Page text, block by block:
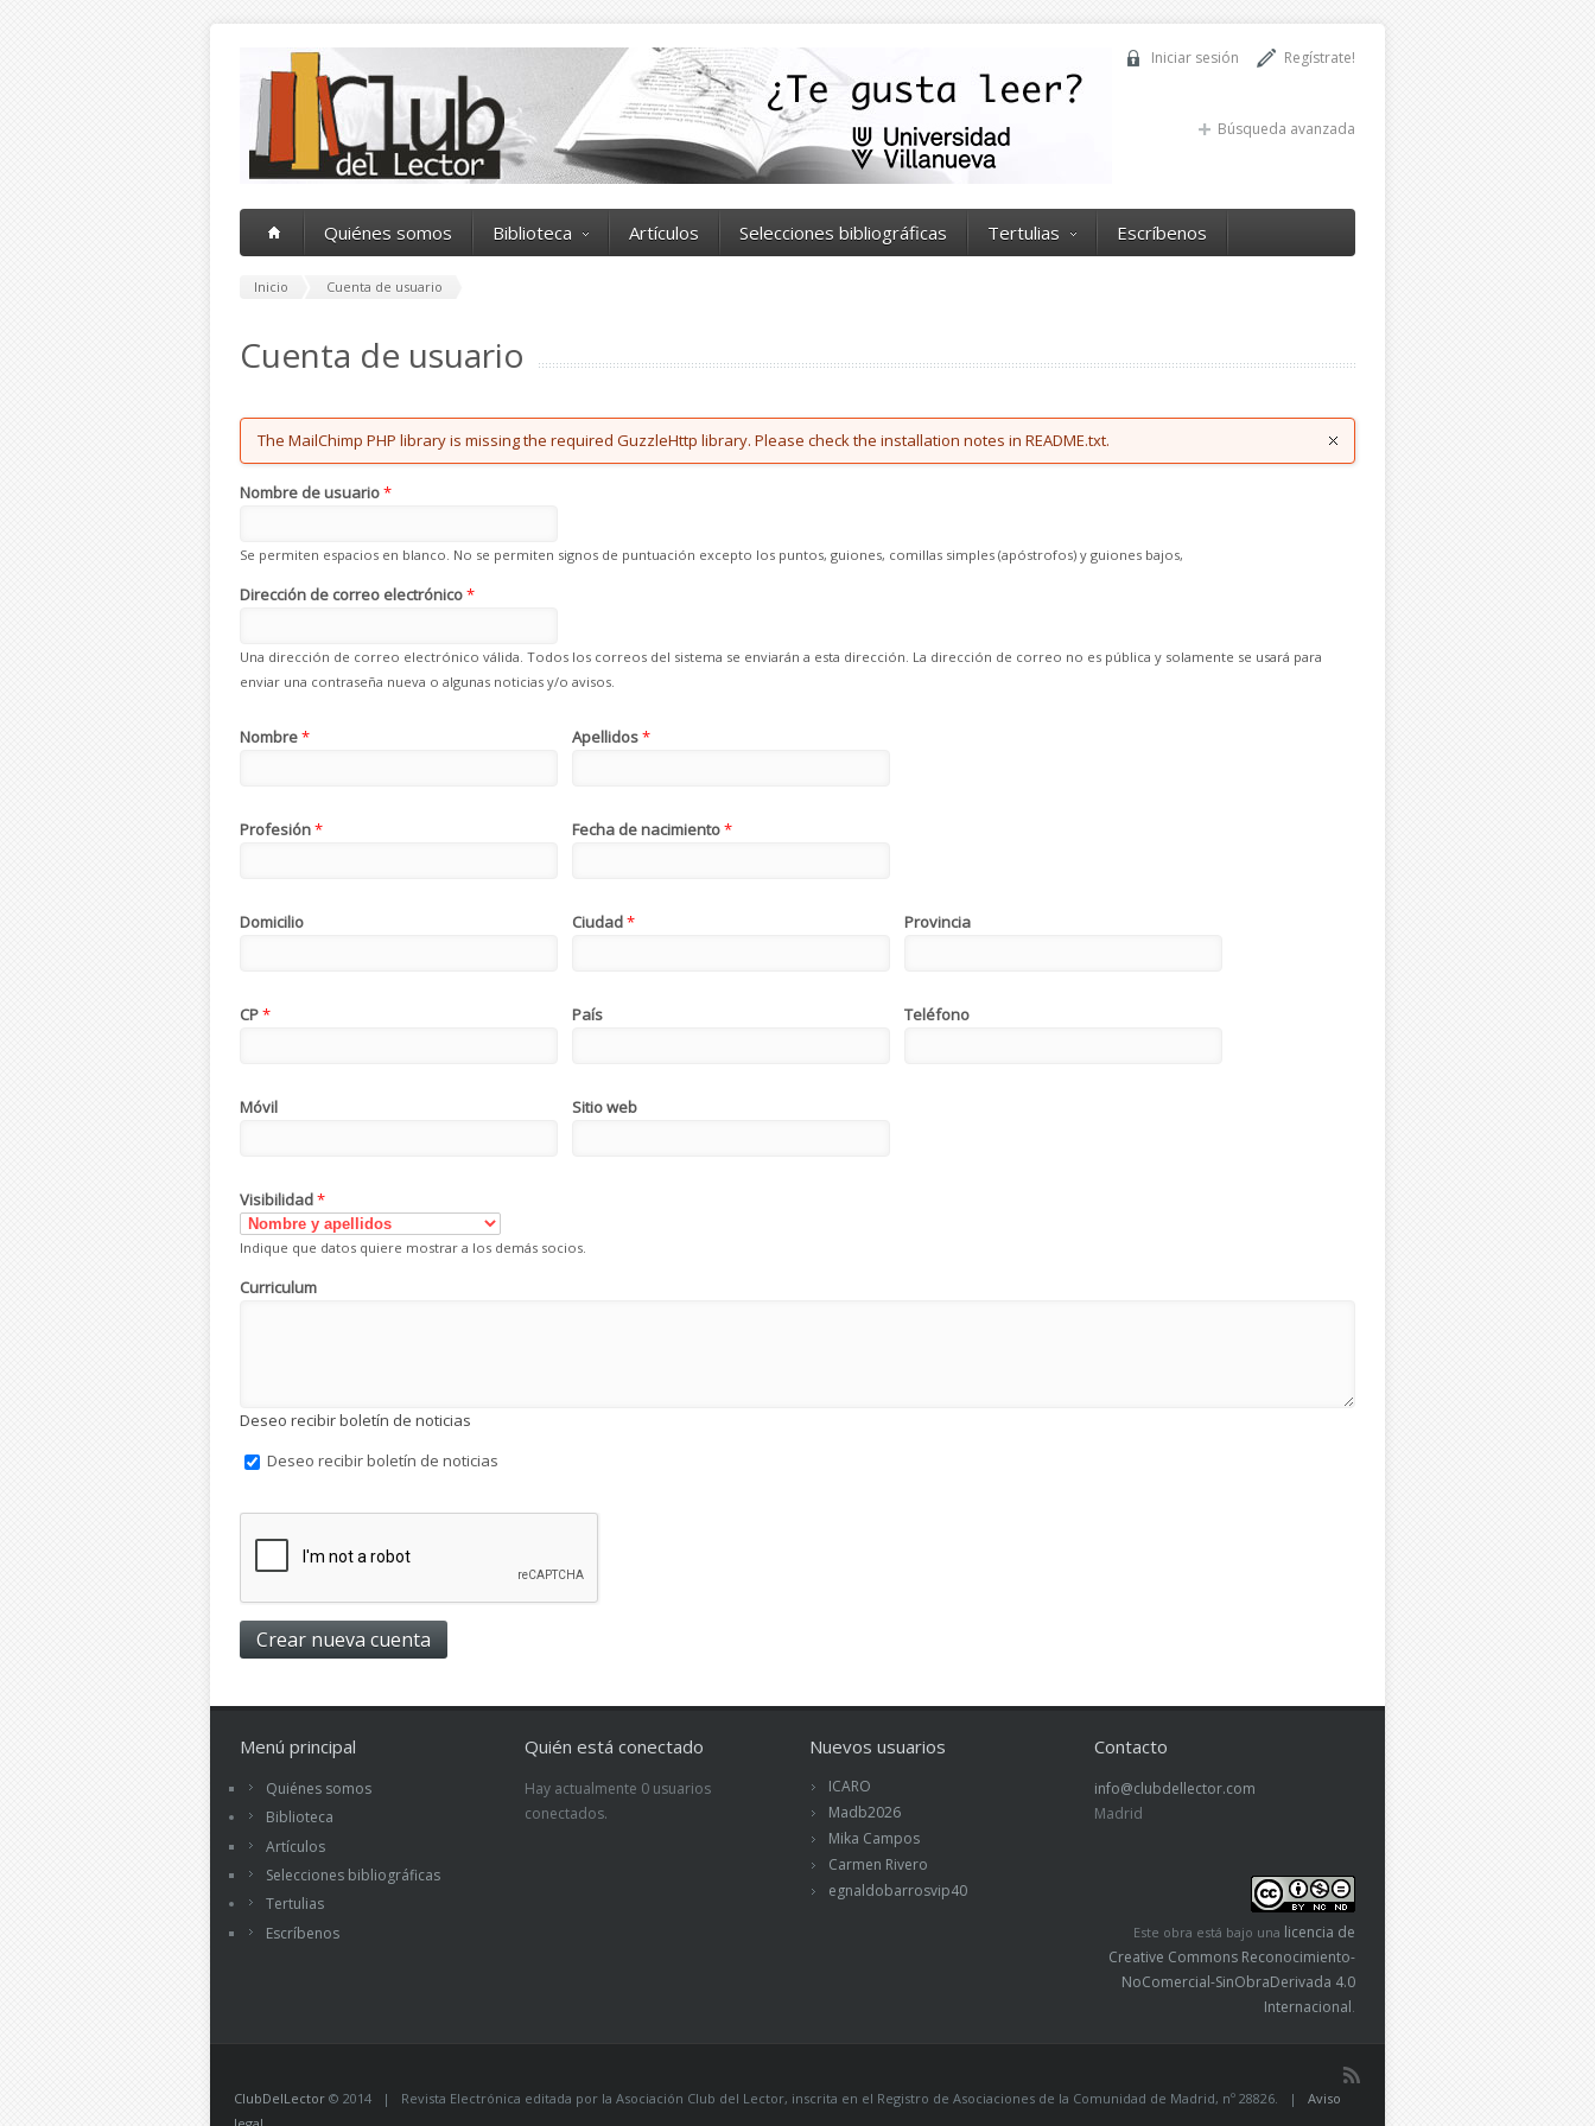
Regístrate!
Iniciar sesión
Búsqueda avanzada
Quiénes somos Biblioteca Artículos Selecciones bibliográficas Tertulias Escríbenos
Inicio Cuenta de usuario
Cuenta de usuario
Error message
The MailChimp PHP library is missing the required GuzzleHttp library. Please check the installation notes in README.txt.
Nombre de usuario*
Se permiten espacios en blanco. No se permiten signos de puntuación excepto los puntos, guiones, comillas simples (apóstrofos) y guiones bajos,
Dirección de correo electrónico*
Una dirección de correo electrónico válida. Todos los correos del sistema se enviarán a esta dirección. La dirección de correo no es pública y solamente se usará para
enviar una contraseña nueva o algunas noticias y/o avisos.
Nombre* Apellidos*
Profesión* Fecha de nacimiento*
Domicilio Ciudad* Provincia
CP* País Teléfono
Móvil Sitio web
Visibilidad*
Indique que datos quiere mostrar a los demás socios.
Curriculum
Deseo recibir boletín de noticias
Deseo recibir boletín de noticias
Menú principal
Quiénes somos
Biblioteca
Artículos
Selecciones bibliográficas
Tertulias
Escríbenos
Quién está conectado
Hay actualmente 0 usuarios
conectados.
Nuevos usuarios
ICARO
Madb2026
Mika Campos
Carmen Rivero
egnaldobarrosvip40
Contacto
info@clubdellector.com
Madrid
Este obra está bajo una licencia de
Creative Commons Reconocimiento-
NoComercial-SinObraDerivada 4.0
Internacional
ClubDelLector © 2014 | Revista Electrónica editada por la Asociación Club del Lector, inscrita en el Registro de Asociaciones de la Comunidad de Madrid, nº 28826. | Aviso